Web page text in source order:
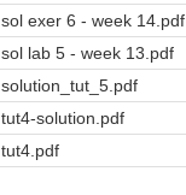
sol exer 6 - week 14.pdf
sol lab 5 - week 13.pdf
solution_tut_5.pdf
tut4-solution.pdf
tut4.pdf